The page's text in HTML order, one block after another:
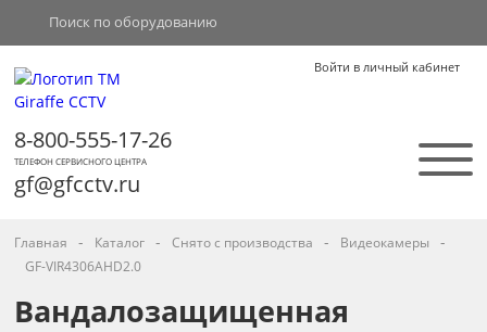
Войти в личный кабинет
8-800-555-17-26
ТЕЛЕФОН СЕРВИСНОГО ЦЕНТРА
gf@gfcctv.ru
Главная - Каталог - Снято с производства - Видеокамеры -
GF-VIR4306AHD2.0
Вандалозащищенная